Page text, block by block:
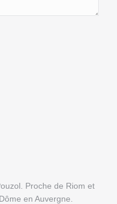
Proche de Riom et
en Auvergne.